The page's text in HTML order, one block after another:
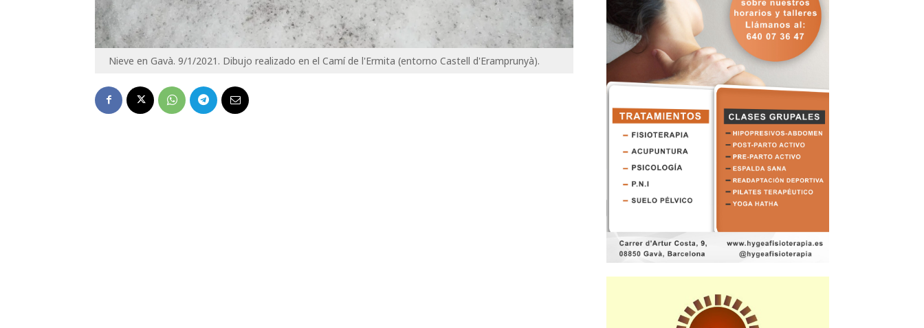
Nieve en Gavà. 9/1/2021. Dibujo realizado en el Camí de l'Ermita (entorno Castell d'Eramprunyà).